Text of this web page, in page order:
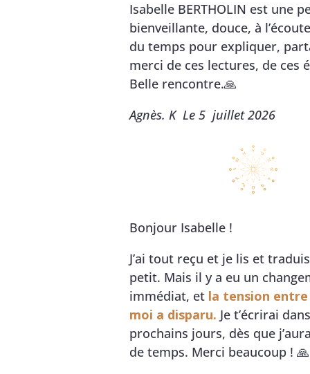
Isabelle BERTHOLIN est une
bienveillante, douce, à
du temps pour expliquer,
merci de ces lectures, de ces
Belle rencontre.🙏
Agnès. K Le 5 juillet 2026
Bonjour Isabelle !
J’ai tout reçu et je lis et
petit. Mais il y a eu un
immédiat, et la tension
moi a disparu. Je t’écrirai
prochains jours, dès que
de temps. Merci beaucoup ! 🙏